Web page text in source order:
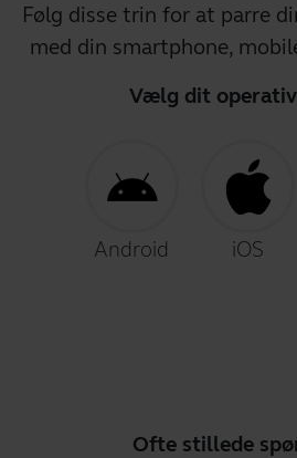
Følg disse trin for at parre
med din smartphone,
Vælg dit
Android iOS
Ofte stillede